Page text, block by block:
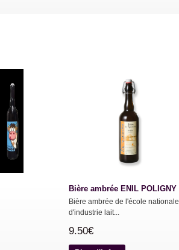
Bière ambrée ENIL POLIGNY
Bière ambrée de l'école nationale
d'industrie lait...
9.50€